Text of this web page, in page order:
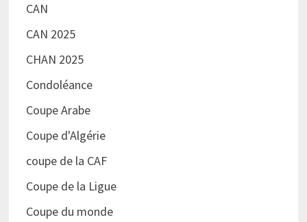
CAN
CAN 2025
CHAN 2025
Condoléance
Coupe Arabe
Coupe d'Algérie
coupe de la CAF
Coupe de la Ligue
Coupe du monde